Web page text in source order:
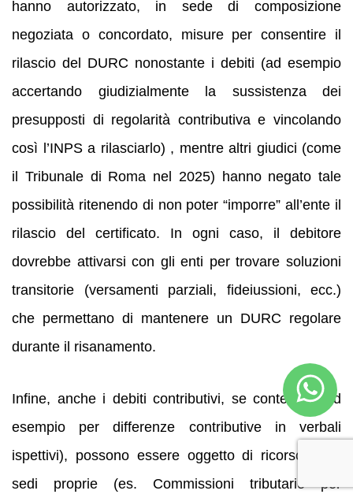
hanno autorizzato, in sede di composizione
negoziata o concordato, misure per consentire il
rilascio del DURC nonostante i debiti (ad esempio
accertando giudizialmente la sussistenza dei
presupposti di regolarità contributiva e vincolando
così l’INPS a rilasciarlo) , mentre altri giudici (come
il Tribunale di Roma nel 2025) hanno negato tale
possibilità ritenendo di non poter “imporre” all’ente il
rilascio del certificato. In ogni caso, il debitore
dovrebbe attivarsi con gli enti per trovare soluzioni
transitorie (versamenti parziali, fideiussioni, ecc.)
che permettano di mantenere un DURC regolare
durante il risanamento.
Infine, anche i debiti contributivi, se contestati (ad
esempio per differenze contributive in verbali
ispettivi), possono essere oggetto di ricorso nelle
sedi proprie (es. Commissioni tributarie per